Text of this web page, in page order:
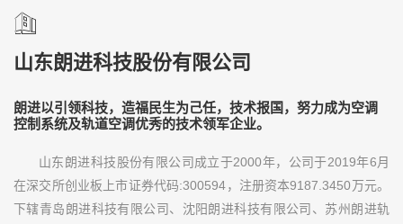
山东朗进科技股份有限公司
朗进以引领科技，造福民生为己任，技术报国，努力成为空调
控制系统及轨道空调优秀的技术领军企业。
山东朗进科技股份有限公司成立于2000年，公司于2019年6月
在深交所创业板上市证券代码:300594，注册资本9187.3450万元。
下辖青岛朗进科技有限公司、沈阳朗进科技有限公司、苏州朗进轨